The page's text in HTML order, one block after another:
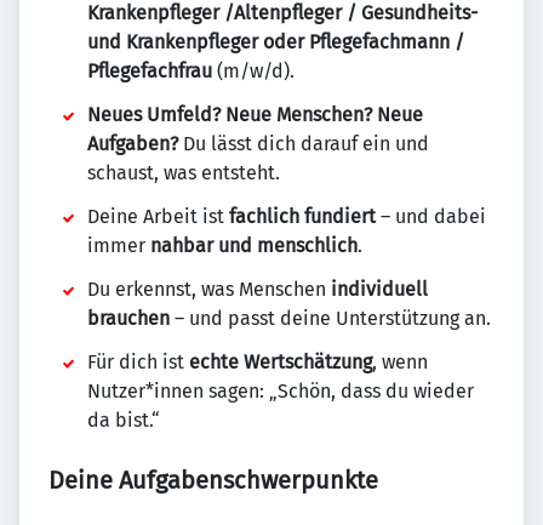
Krankenpfleger /Altenpfleger / Gesundheits-
und Krankenpfleger oder Pflegefachmann /
Pflegefachfrau (m/w/d).
Neues Umfeld? Neue Menschen? Neue
Aufgaben? Du lässt dich darauf ein und
schaust, was entsteht.
Deine Arbeit ist fachlich fundiert– und dabei
immer nahbar und menschlich.
Du erkennst, was Menschen individuell
brauchen – und passt deine Unterstützung an.
Für dich ist echte Wertschätzung, wenn
Nutzer*innen sagen: „Schön, dass du wieder
da bist.“
Deine Aufgabenschwerpunkte